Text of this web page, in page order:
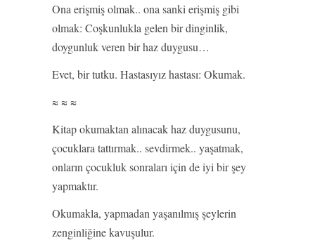
Ona erişmiş olmak.. ona sanki erişmiş gibi
olmak: Coşkunlukla gelen bir dinginlik,
doygunluk veren bir haz duygusu…
Evet, bir tutku. Hastasıyız hastası: Okumak.
≈ ≈ ≈
Kitap okumaktan alınacak haz duygusunu,
çocuklara tattırmak.. sevdirmek.. yaşatmak,
onların çocukluk sonraları için de iyi bir şey
yapmaktır.
Okumakla, yapmadan yaşanılmış şeylerin
zenginliğine kavuşulur.